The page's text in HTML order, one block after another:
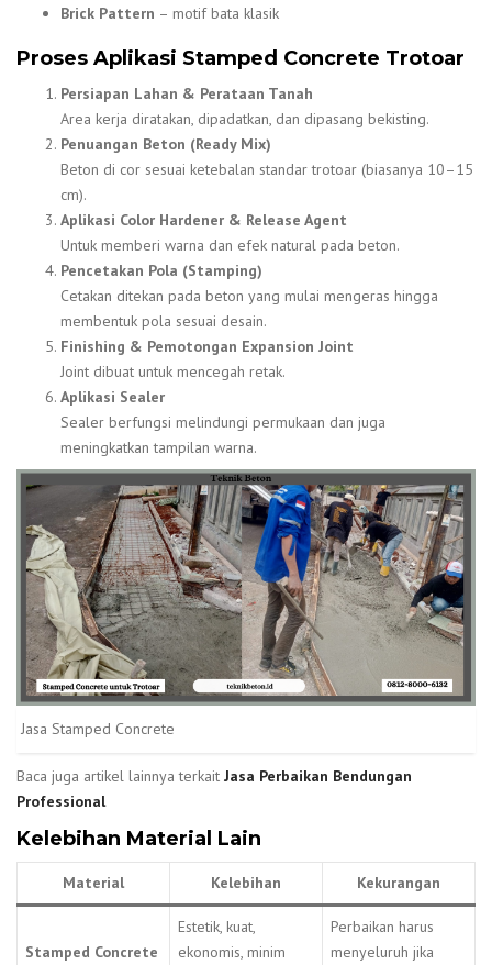
Brick Pattern – motif bata klasik
Proses Aplikasi Stamped Concrete Trotoar
Persiapan Lahan & Perataan Tanah
Area kerja diratakan, dipadatkan, dan dipasang bekisting.
Penuangan Beton (Ready Mix)
Beton di cor sesuai ketebalan standar trotoar (biasanya 10–15
cm).
Aplikasi Color Hardener & Release Agent
Untuk memberi warna dan efek natural pada beton.
Pencetakan Pola (Stamping)
Cetakan ditekan pada beton yang mulai mengeras hingga
membentuk pola sesuai desain.
Finishing & Pemotongan Expansion Joint
Joint dibuat untuk mencegah retak.
Aplikasi Sealer
Sealer berfungsi melindungi permukaan dan juga
meningkatkan tampilan warna.
Jasa Stamped Concrete
Baca juga artikel lainnya terkait Jasa Perbaikan Bendungan
Professional
Kelebihan Material Lain
Material Kelebihan Kekurangan
Stamped Concrete
Estetik, kuat,
ekonomis, minim
Perbaikan harus
menyeluruh jika